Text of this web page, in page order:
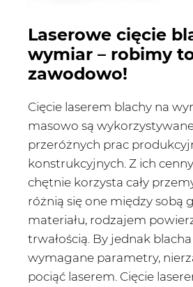
Laserowe cięcie
wymiar – robimy
zawodowo!
Cięcie laserem blachy na
masowo są
przeróżnych prac
konstrukcyjnych. Z ich
chętnie korzysta cały
różnią się one między sobą
materiału, rodzajem
trwałością. By jednak blacha
wymagane parametry,
pociąć laserem. Cięcie